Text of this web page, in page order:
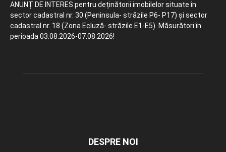
ANUNȚ DE INTERES pentru deținătorii imobilelor situate în
sector cadastral nr. 30 (Peninsula- străzile P6- P17) și sector
cadastral nr. 18 (Zona Ecluză- străzile E1-E5). Măsurători în
perioada 03.08.2026-07.08.2026!
DESPRE NOI